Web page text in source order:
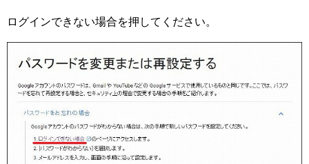
ログインできない場合を押してください。